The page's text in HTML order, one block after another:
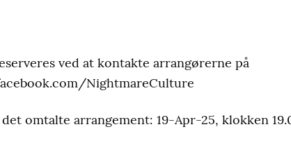
ved at kontakte arrangørerne på
NightmareCulture
omtalte arrangement: 19-Apr-25, klokken